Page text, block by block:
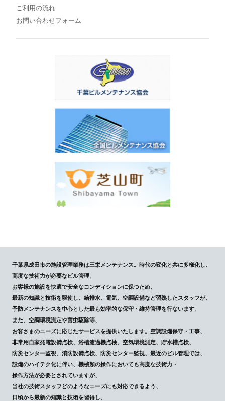
ご利用の流れ
お問い合わせフォーム
千葉県成田市の施設管理業務は三栄メンテナンス。時代の変化と共に多様化し、
高度な技術力が必要なビル管理。
お客様の施設を快適で安全なコンディションに保つため、
最新の知識と技術を駆使し、給排水、電気、空調設備など習熟したスタッフが、
予防メンテナンスを中心とした最も効率的な保守・維持管理を行ないます。
また、空調環境測定や害虫駆除等、
お客さまのニーズに応じたサービスを提供いたします。空調設備保守・工事、
非常用自家発電設備点検、浴槽濾過機点検、空気環境測定、貯水槽点検、
防災センター監視、消防設備点検、防災センター監視、最近のビル管理では、
設備のハイテク化に伴い、機械類の操作においても高度な技術力・
操作方法が必要とされていますが、
当社の技術スタッフどのようなニーズにも対応できるよう、
日頃から最新の知識と技術を習得し、